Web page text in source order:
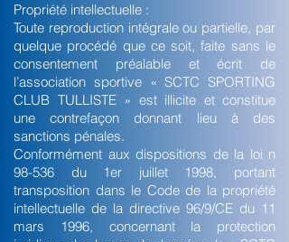
Propriété intellectuelle :
Toute reproduction intégrale ou partielle, par
quelque procédé que ce soit, faite sans le
consentement préalable et écrit de
l’association sportive « SCTC SPORTING
CLUB TULLISTE » est illicite et constitue
une contrefaçon donnant lieu à des
sanctions pénales.
Conformément aux dispositions de la loi n
98-536 du 1er juillet 1998, portant
transposition dans le Code de la propriété
intellectuelle de la directive 96/9/CE du 11
mars 1996, concernant la protection